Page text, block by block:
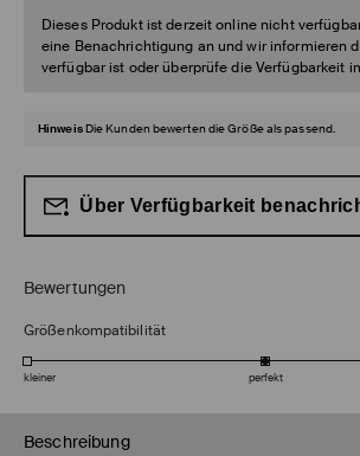
Dieses Produkt ist derzeit online nicht
eine Benachrichtigung an und wir informieren
verfügbar ist oder überprüfe die Verfügbarkeit
Hinweis Die Kunden bewerten die Größe als passend.
Über Verfügbarkeit
Bewertungen
Größenkompatibilität
kleiner perfekt
Beschreibung